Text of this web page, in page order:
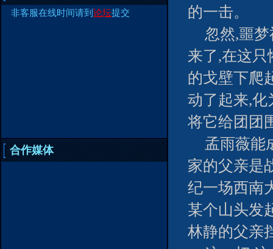
非客服在线时间请到 论坛提交
合作媒体
的一击。
忽然,噩
来了,在这
的戈壁下爬
动了起来,化
将它给团团
孟雨薇能
家的父亲是
纪一场西南
某个山头发
林静的父亲